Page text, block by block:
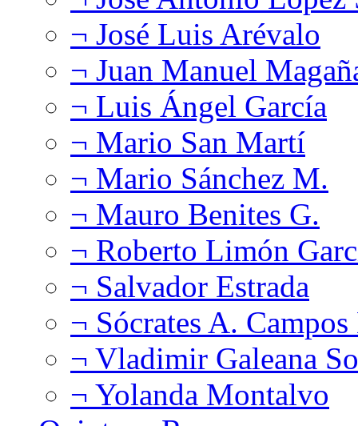
¬ José Luis Arévalo
¬ Juan Manuel
¬ Luis Ángel García
¬ Mario San Martí
¬ Mario Sánchez M.
¬ Mauro Benites G.
¬ Roberto Limón
¬ Salvador Estrada
¬ Sócrates A.
¬ Vladimir Galeana
¬ Yolanda Montalvo